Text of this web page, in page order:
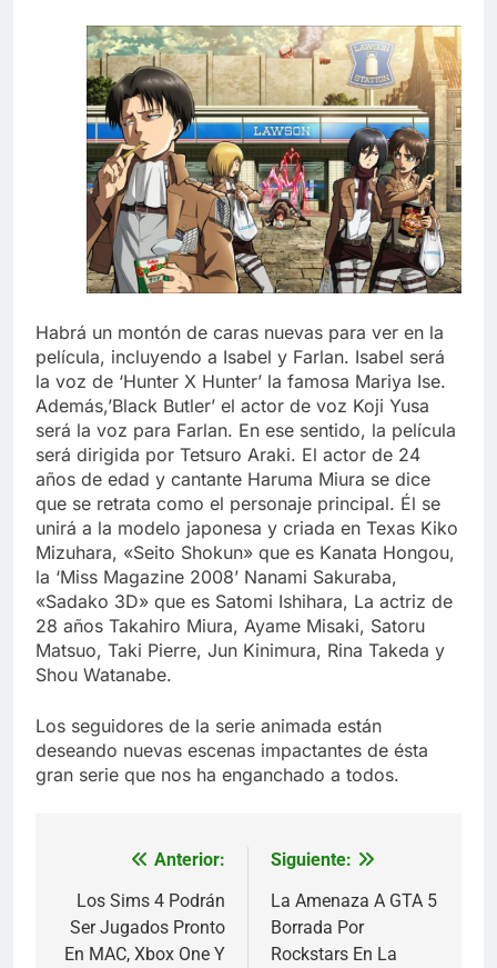
Habrá un montón de caras nuevas para ver en la
película, incluyendo a Isabel y Farlan. Isabel será
la voz de ‘Hunter X Hunter’ la famosa Mariya Ise.
Además,’Black Butler’ el actor de voz Koji Yusa
será la voz para Farlan. En ese sentido, la película
será dirigida por Tetsuro Araki. El actor de 24
años de edad y cantante Haruma Miura se dice
que se retrata como el personaje principal. Él se
unirá a la modelo japonesa y criada en Texas Kiko
Mizuhara, «Seito Shokun» que es Kanata Hongou,
la ‘Miss Magazine 2008’ Nanami Sakuraba,
«Sadako 3D» que es Satomi Ishihara, La actriz de
28 años Takahiro Miura, Ayame Misaki, Satoru
Matsuo, Taki Pierre, Jun Kinimura, Rina Takeda y
Shou Watanabe.
Los seguidores de la serie animada están
deseando nuevas escenas impactantes de ésta
gran serie que nos ha enganchado a todos.
Navegación
de
entradas
Anterior:
Los Sims 4 Podrán
Ser Jugados Pronto
En MAC, Xbox One Y
Siguiente:
La Amenaza A GTA 5
Borrada Por
Rockstars En La